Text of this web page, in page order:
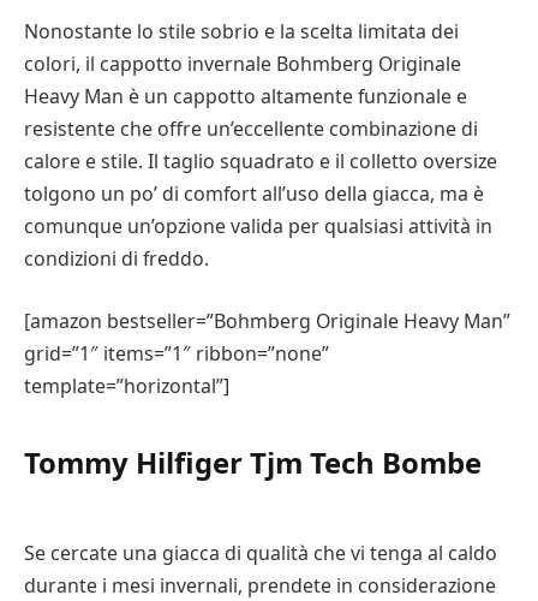
Nonostante lo stile sobrio e la scelta limitata dei
colori, il cappotto invernale Bohmberg Originale
Heavy Man è un cappotto altamente funzionale e
resistente che offre un’eccellente combinazione di
calore e stile. Il taglio squadrato e il colletto oversize
tolgono un po’ di comfort all’uso della giacca, ma è
comunque un’opzione valida per qualsiasi attività in
condizioni di freddo.
[amazon bestseller=”Bohmberg Originale Heavy Man”
grid=”1″ items=”1″ ribbon=”none”
template=”horizontal”]
Tommy Hilfiger Tjm Tech Bombe
Se cercate una giacca di qualità che vi tenga al caldo
durante i mesi invernali, prendete in considerazione